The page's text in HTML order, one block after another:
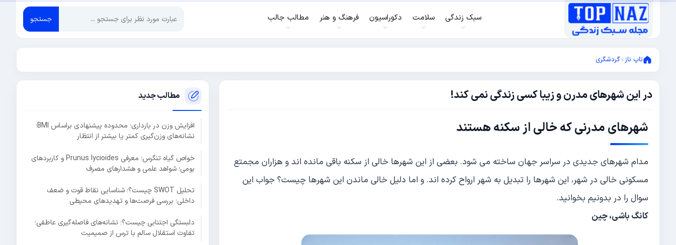
سبک زندگی سلامت دکوراسیون فرهنگ و هنر مطالب جالب جستجو
تاپ ناز»گردشگری
در این شهرهای مدرن و زیبا کسی زندگی نمی کند!
ژانویه
2018
27,
2017
شهرهای مدرنی که خالی از سکنه هستند
مدام شهرهای جدیدی در سراسر جهان ساخته می شود. بعضی از این شهرها خالی از سکنه باقی مانده اند و هزاران مجمتع
مسکونی خالی در شهر، این شهرها را تبدیل به شهر ارواح کرده اند. و اما دلیل خالی ماندن این شهرها چیست؟ جواب این
سوال را در بدونیم بخوانید.
کانگ باشی، چین
مطالب جدید
افزایش وزن در بارداری؛ محدوده پیشنهادی براساس BMI؛
نشانه‌های وزن‌گیری کمتر یا بیشتر از انتظار
خواص گیاه تنگرس؛ معرفی Prunus lycioides و کاربردهای
بومی؛ شواهد علمی و هشدارهای مصرف
تحلیل SWOT چیست؟؛ شناسایی نقاط قوت و ضعف
داخلی؛ بررسی فرصت‌ها و تهدیدهای محیطی
دلبستگی اجتنابی چیست؟؛ نشانه‌های فاصله‌گیری عاطفی؛
تفاوت استقلال سالم با ترس از صمیمیت